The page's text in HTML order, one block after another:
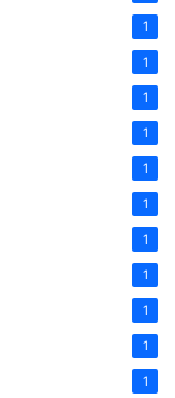
1
1
1
1
1
1
1
1
1
1
1